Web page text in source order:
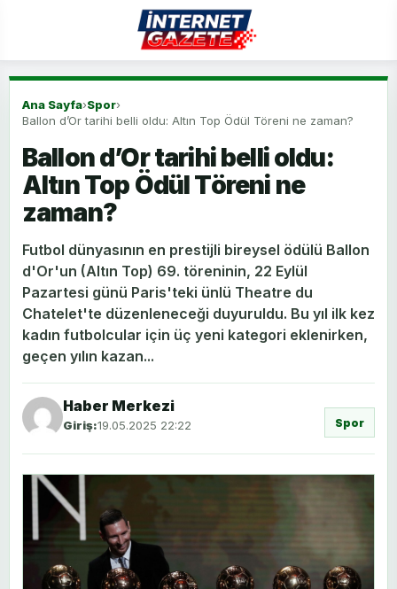
Ana Sayfa›Spor›
Ballon d’Or tarihi belli oldu: Altın Top Ödül Töreni ne zaman?
Ballon d’Or tarihi belli oldu:
Altın Top Ödül Töreni ne
zaman?
Futbol dünyasının en prestijli bireysel ödülü Ballon
d'Or'un (Altın Top) 69. töreninin, 22 Eylül
Pazartesi günü Paris'teki ünlü Theatre du
Chatelet'te düzenleneceği duyuruldu. Bu yıl ilk kez
kadın futbolcular için üç yeni kategori eklenirken,
geçen yılın kazan...
Haber Merkezi
Giriş:19.05.2025 22:22 Spor